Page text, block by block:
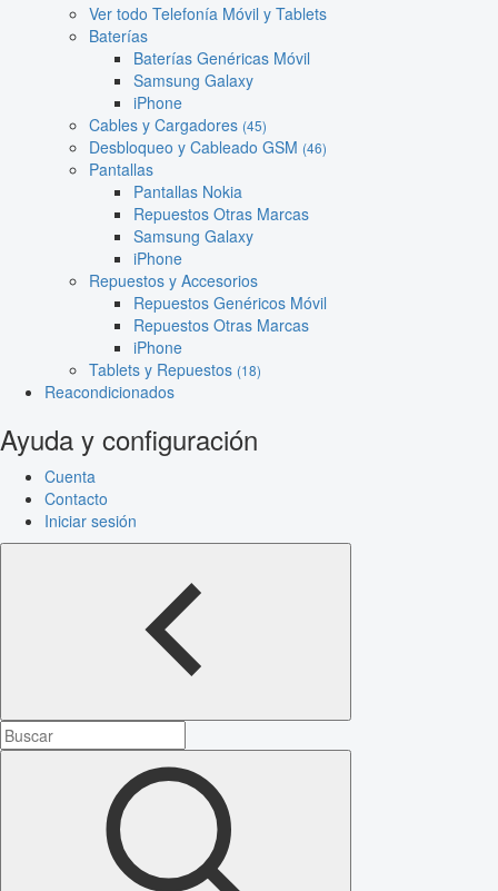
Ver todo Telefonía Móvil y Tablets
Baterías
Baterías Genéricas Móvil
Samsung Galaxy
iPhone
Cables y Cargadores (45)
Desbloqueo y Cableado GSM (46)
Pantallas
Pantallas Nokia
Repuestos Otras Marcas
Samsung Galaxy
iPhone
Repuestos y Accesorios
Repuestos Genéricos Móvil
Repuestos Otras Marcas
iPhone
Tablets y Repuestos (18)
Reacondicionados
Ayuda y configuración
Cuenta
Contacto
Iniciar sesión